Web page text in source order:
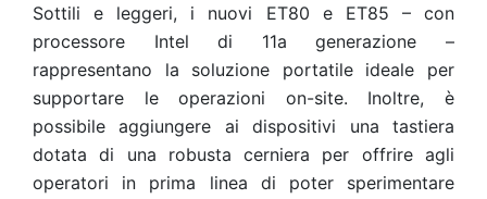
Sottili e leggeri, i nuovi ET80 e ET85 – con
processore Intel di 11a generazione –
rappresentano la soluzione portatile ideale per
supportare le operazioni on-site. Inoltre, è
possibile aggiungere ai dispositivi una tastiera
dotata di una robusta cerniera per offrire agli
operatori in prima linea di poter sperimentare